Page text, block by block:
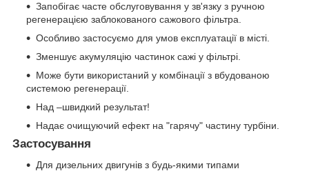
Запобігає часте обслуговування у зв'язку з ручною
регенерацією заблокованого сажового фільтра.
Особливо застосуємо для умов експлуатації в місті.
Зменшує акумуляцію частинок сажі у фільтрі.
Може бути використаний у комбінації з вбудованою
системою регенерації.
Над –швидкий результат!
Надає очищуючий ефект на "гарячу" частину турбіни.
Застосування
Для дизельних двигунів з будь-якими типами